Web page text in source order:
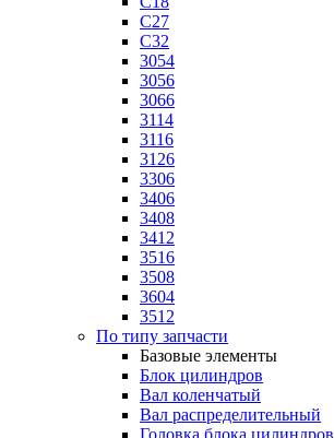
C27
C32
3054
3056
3066
3114
3116
3126
3306
3406
3408
3412
3516
3508
3604
3512
По типу запчасти
Базовые элементы
Блок цилиндров
Вал коленчатый
Вал распределительный
Головка блока цилиндров